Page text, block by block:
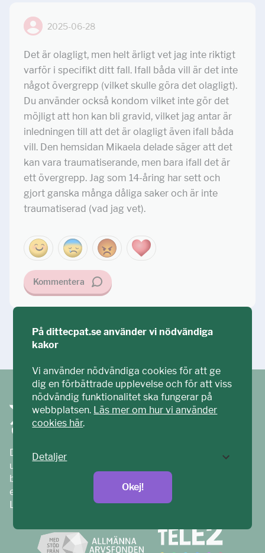
2025-06-28
Det är olagligt, men helt ärligt vet jag inte riktigt
varför i specifikt ditt fall. Ifall båda vill är det inte
något övergrepp (vilket skulle göra det olagligt).
Du använder också kondom vilket inte gör det
möjligt att hon kan bli gravid, vilket jag antar är
inledningen till att det är olagligt även ifall båda
vill. Den hemsidan Mikaela delade säger att det
kan vara traumatiserande, men bara ifall det är
ett övergrepp. Jag som 14-åring har sett och
gjort ganska många dåliga saker och är inte
traumatiserad (vad jag vet).
Kommentera
Ställ din fråga!
Ditt ECPAT har tagits fram tillsammans med barn och
unga. Vi är en del av ECPAT Sverige – en
barnrättsorganisation som arbetar mot sexuell
exploatering av barn.
Läs mer på
ecpat.se
På dittecpat.se använder vi nödvändiga
kakor
Vi använder nödvändiga cookies för att ge
dig en förbättrade upplevelse och för att viss
nödvändig funktionalitet ska fungerar på
webbplatsen. Läs mer om hur vi använder
cookies här.
Detaljer
Okej!